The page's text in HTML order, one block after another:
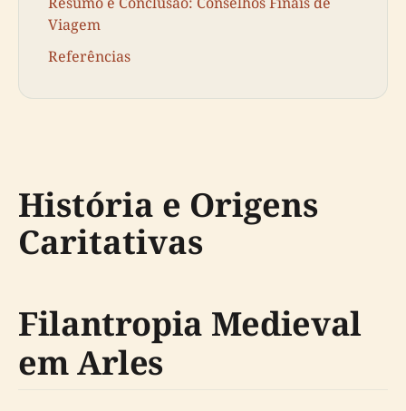
Viagem
Referências
História e Origens
Caritativas
Filantropia Medieval
em Arles